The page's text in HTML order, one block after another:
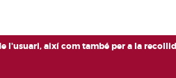
així com també per a la